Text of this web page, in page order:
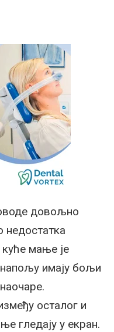
довољно
мање је
напољу имају бољи
осталог и
гледају у екран.